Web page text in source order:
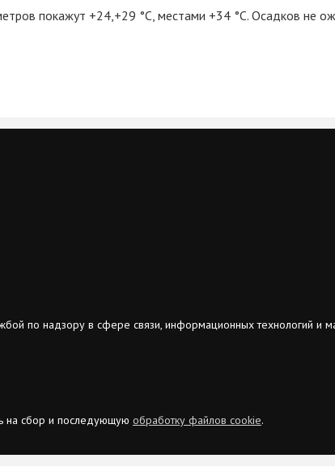
покажут +24,+29 °C, местами +34 °C. Осадков не
по надзору в сфере связи, информационных технологий и
на сбор и последующую обработку файлов cookie.